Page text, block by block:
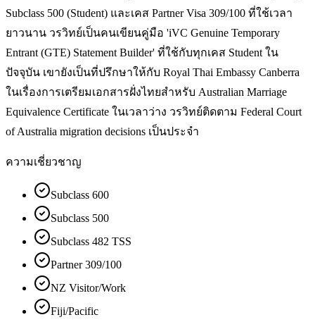
Subclass 500 (Student) และเคส Partner Visa 309/100 ที่ใช้เวลา
ยาวนาน วรวิทย์เป็นคนเขียนคู่มือ 'iVC Genuine Temporary
Entrant (GTE) Statement Builder' ที่ใช้กับทุกเคส Student ใน
ปัจจุบัน เขายังเป็นที่ปรึกษาให้กับ Royal Thai Embassy Canberra
ในเรื่องการเตรียมเอกสารฝั่งไทยสำหรับ Australian Marriage
Equivalence Certificate ในเวลาว่าง วรวิทย์ติดตาม Federal Court
of Australia migration decisions เป็นประจำ
ความเชี่ยวชาญ
Subclass 600
Subclass 500
Subclass 482 TSS
Partner 309/100
NZ Visitor/Work
Fiji/Pacific